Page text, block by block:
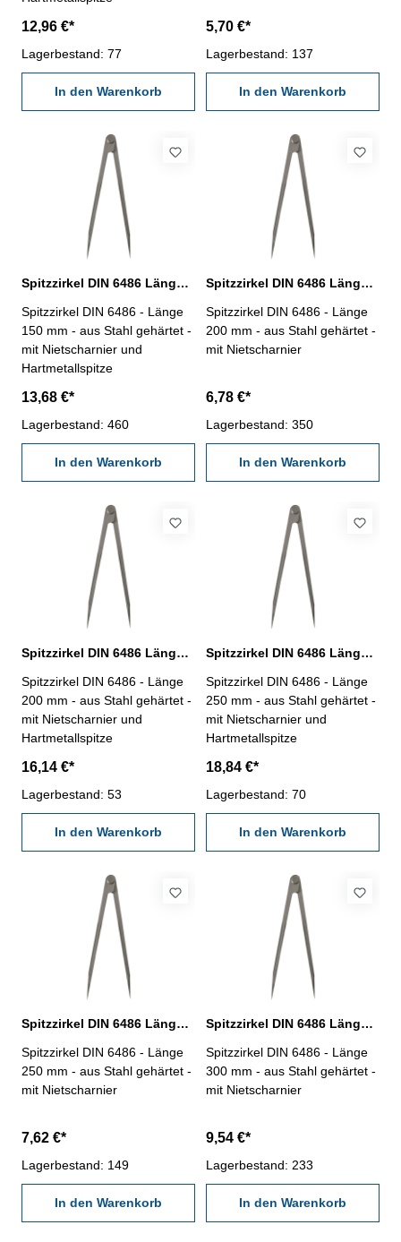
12,96 €*
Lagerbestand: 77
In den Warenkorb
5,70 €*
Lagerbestand: 137
In den Warenkorb
Spitzzirkel DIN 6486 Länge 150 mm
Spitzzirkel DIN 6486 - Länge
150 mm - aus Stahl gehärtet -
mit Nietscharnier und
Hartmetallspitze
13,68 €*
Lagerbestand: 460
In den Warenkorb
Spitzzirkel DIN 6486 Länge 200 mm
Spitzzirkel DIN 6486 - Länge
200 mm - aus Stahl gehärtet -
mit Nietscharnier
6,78 €*
Lagerbestand: 350
In den Warenkorb
Spitzzirkel DIN 6486 Länge 200 mm
Spitzzirkel DIN 6486 - Länge
200 mm - aus Stahl gehärtet -
mit Nietscharnier und
Hartmetallspitze
16,14 €*
Lagerbestand: 53
In den Warenkorb
Spitzzirkel DIN 6486 Länge 250 mm
Spitzzirkel DIN 6486 - Länge
250 mm - aus Stahl gehärtet -
mit Nietscharnier und
Hartmetallspitze
18,84 €*
Lagerbestand: 70
In den Warenkorb
Spitzzirkel DIN 6486 Länge 250 mm
Spitzzirkel DIN 6486 - Länge
250 mm - aus Stahl gehärtet -
mit Nietscharnier
7,62 €*
Lagerbestand: 149
In den Warenkorb
Spitzzirkel DIN 6486 Länge 300 mm
Spitzzirkel DIN 6486 - Länge
300 mm - aus Stahl gehärtet -
mit Nietscharnier
9,54 €*
Lagerbestand: 233
In den Warenkorb